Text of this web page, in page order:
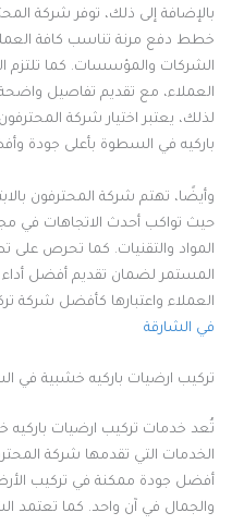
بالإضافة إلى ذلك، توفر شركة
خطط دفع مرنة تناسب كافة
الشركات والمؤسسات. كما تلتزم
العملاء، مع تقديم تفاصيل
لذلك، يعتبر اختيار شركة
باركيه في السطوة بأعلى جودة
وأيضًا، تهتم شركة المحترفون
حيث تواكب أحدث الاتجاهات في
المواد والتقنيات. كما تحرص على
المستمر لضمان تقديم أفضل
العملاء واعتبارها كأفضل شركة
في الشارقة
تركيب ارضيات باركيه خشبية في
تُعد خدمات تركيب ارضيات
الخدمات التي تقدمها شركة
أفضل جودة ممكنة في تركيب
والجمال في آن واحد. كما تعتمد